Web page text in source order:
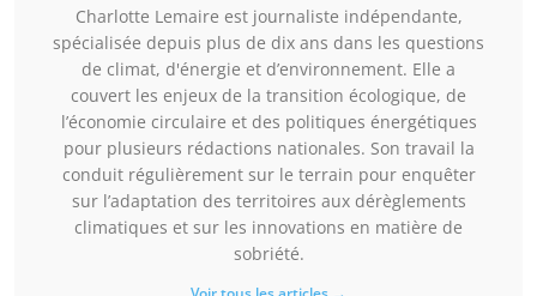
Charlotte Lemaire est journaliste indépendante,
spécialisée depuis plus de dix ans dans les questions
de climat, d'énergie et d’environnement. Elle a
couvert les enjeux de la transition écologique, de
l’économie circulaire et des politiques énergétiques
pour plusieurs rédactions nationales. Son travail la
conduit régulièrement sur le terrain pour enquêter
sur l’adaptation des territoires aux dérèglements
climatiques et sur les innovations en matière de
sobriété.